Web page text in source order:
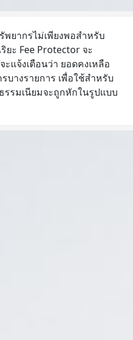
ยากรไม่เพียงพอสำหรับ
ยะ Fee Protector จะ
แจ้งเตือนว่า ยอดคงเหลือ
างรายการ เพื่อใช้สำหรับ
รรมเนียมจะถูกหักในรูปแบบ